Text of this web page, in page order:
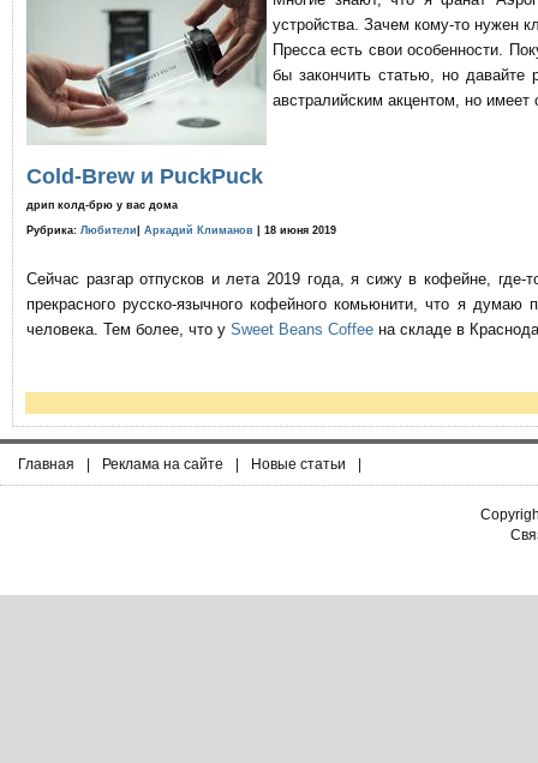
устройства. Зачем кому-то нужен
Пресса есть свои особенности.
бы закончить статью, но давайте
австралийским акцентом, но имеет
Cold-Brew и PuckPuck
дрип колд-брю у вас дома
Рубрика: Любители Аркадий Климанов | 18 июня 2019
Сейчас разгар отпусков и лета 2019 года, я сижу в кофейне,
прекрасного русско-язычного кофейного комьюнити, что я
человека. Тем более, что у Sweet Beans Coffee на складе в
Главная | Реклама на сайте | Новые статьи |